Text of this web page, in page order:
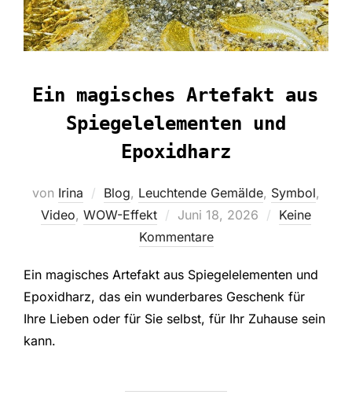
Ein magisches Artefakt aus
Spiegelelementen und
Epoxidharz
von Irina Blog, Leuchtende Gemälde, Symbol,
Video, WOW-Effekt
Veröffentlicht
am
Juni 18, 2026
Keine
Kommentare
Ein magisches Artefakt aus Spiegelelementen und
Epoxidharz, das ein wunderbares Geschenk für
Ihre Lieben oder für Sie selbst, für Ihr Zuhause sein
kann.